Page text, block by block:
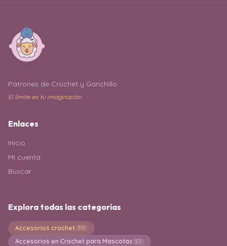
Patrones de Crochet y Ganchillo
El límite es tu imaginación
Enlaces
Inicio
Mi cuenta
Buscar
Explora todas las categorías
Accesorios crochet 319
Accesorios en Crochet para Mascotas 57